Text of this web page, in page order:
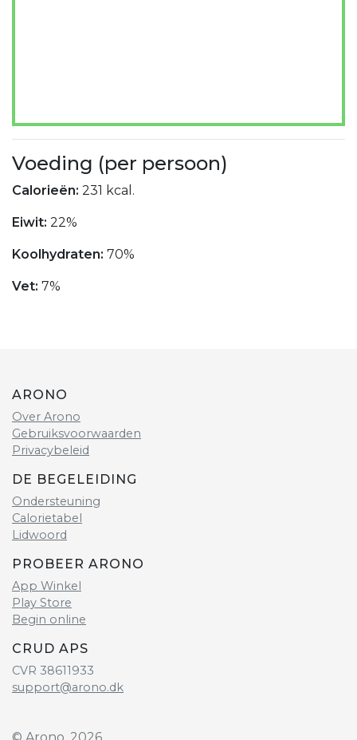
Voeding (per persoon)
Calorieën: 231 kcal.
Eiwit: 22%
Koolhydraten: 70%
Vet: 7%
ARONO
Over Arono
Gebruiksvoorwaarden
Privacybeleid
DE BEGELEIDING
Ondersteuning
Calorietabel
Lidwoord
PROBEER ARONO
App Winkel
Play Store
Begin online
CRUD APS
CVR 38611933
support@arono.dk